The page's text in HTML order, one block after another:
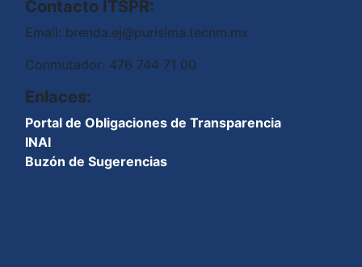
Contacto ITSPR:
Email: brenda.ej@purisima.tecnm.mx
Conmutador: 476 744 71 00
Enlaces:
Portal de Obligaciones de Transparencia
INAI
Buzón de Sugerencias